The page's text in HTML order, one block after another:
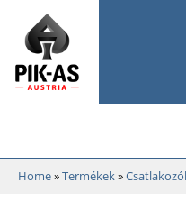
Home»Termékek»